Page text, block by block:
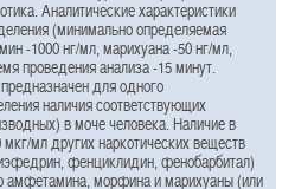
Аналитические характеристики
(минимально определяемая
-1000 нг/мл, марихуана -50 нг/мл,
проведения анализа -15 минут.
для одного
наличия соответствующих
в моче человека. Наличие в
мл других наркотических веществ
фенциклидин, фенобарбитал)
амфетамина, морфина и марихуаны (или